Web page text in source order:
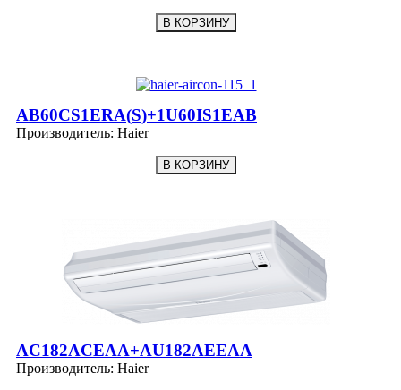
AB60CS1ERA(S)+1U60IS1EAB
Производитель: Haier
AC182ACEAA+AU182AEEAA
Производитель: Haier